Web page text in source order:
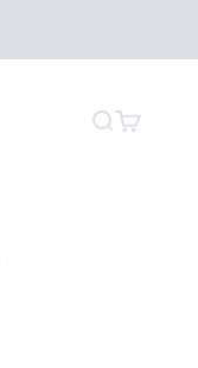
Recherche
Panier